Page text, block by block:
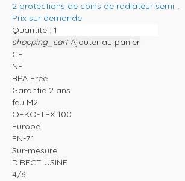
2 protections de coins de radiateur semi...
Prix sur demande
Quantité :
shopping_cart Ajouter au panier
CE
NF
BPA Free
Garantie 2 ans
feu M2
OEKO-TEX 100
Europe
EN-71
Sur-mesure
DIRECT USINE
4/6